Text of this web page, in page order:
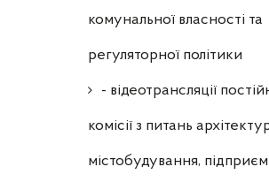
комунальної власності та
регуляторної політики
- відеотрансляції
комісії з питань
містобудування,